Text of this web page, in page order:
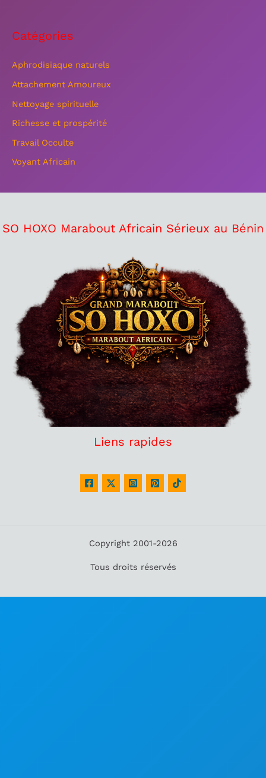
Catégories
Aphrodisiaque naturels
Attachement Amoureux
Nettoyage spirituelle
Richesse et prospérité
Travail Occulte
Voyant Africain
SO HOXO Marabout Africain Sérieux au Bénin
Liens rapides
Copyright 2001-2026
Tous droits réservés